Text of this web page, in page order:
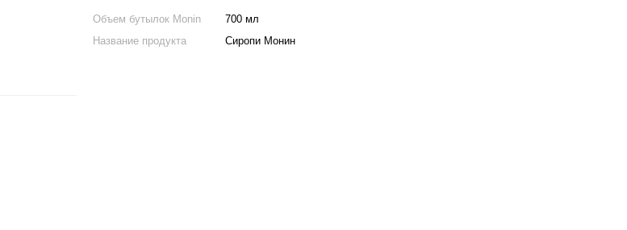
Объем бутылок Monin
700 мл
Название продукта
Сиропи Монин